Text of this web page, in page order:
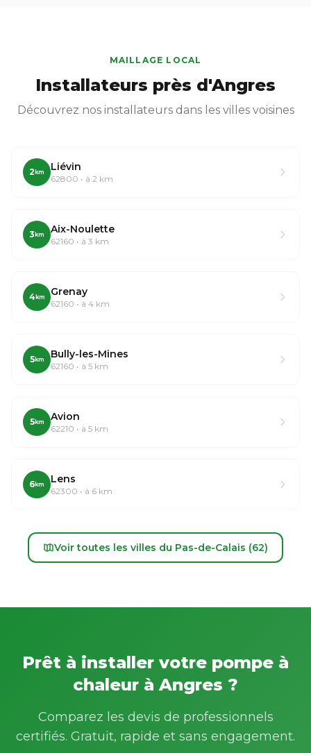
MAILLAGE LOCAL
Installateurs près d'Angres
Découvrez nos installateurs dans les villes voisines
2 km Liévin
62800 • à 2 km
3 km Aix-Noulette
62160 • à 3 km
4 km Grenay
62160 • à 4 km
5km Bully-les-Mines
62160 • à 5 km
5km Avion
62210 • à 5 km
6 km Lens
62300 • à 6 km
Voir toutes les villes du Pas-de-Calais (62)
Prêt à installer votre pompe à
chaleur à Angres ?
Comparez les devis de professionnels
certifiés. Gratuit, rapide et sans engagement.